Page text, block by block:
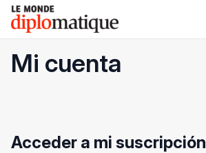
Skip
content
Le monde diplomatique
Mi cuenta
Acceder a mi suscripción